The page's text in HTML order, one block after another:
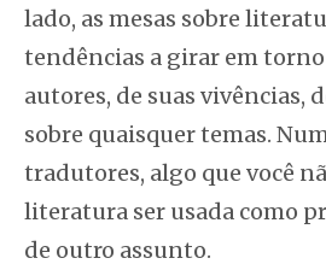
lado, as mesas sobre
tendências a girar em torno
autores, de suas vivências,
sobre quaisquer temas.
tradutores, algo que você
literatura ser usada como
de outro assunto.